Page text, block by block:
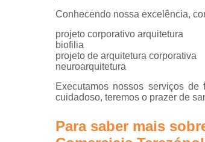
Conhecendo nossa excelência,
projeto corporativo arquitetura
biofilia
projeto de arquitetura corporativa
neuroarquitetura
Executamos nossos serviços
cuidadoso, teremos o prazer de
Para saber mais